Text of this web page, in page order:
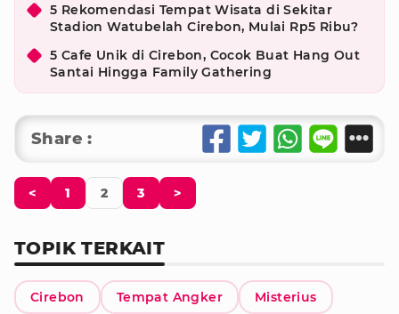
5 Rekomendasi Tempat Wisata di Sekitar
Stadion Watubelah Cirebon, Mulai Rp5 Ribu?
5 Cafe Unik di Cirebon, Cocok Buat Hang Out
Santai Hingga Family Gathering
Share :
< 1 2 3 >
TOPIK TERKAIT
Cirebon Tempat Angker Misterius